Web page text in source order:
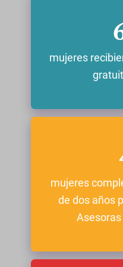
mujeres
mujeres
de dos años